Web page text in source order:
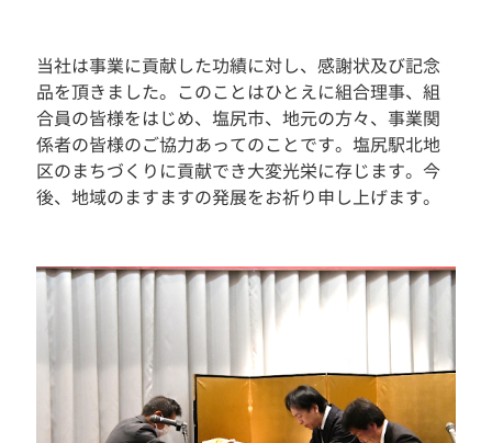
当社は事業に貢献した功績に対し、感謝状及び記念
品を頂きました。このことはひとえに組合理事、組
合員の皆様をはじめ、塩尻市、地元の方々、事業関
係者の皆様のご協力あってのことです。塩尻駅北地
区のまちづくりに貢献でき大変光栄に存じます。今
後、地域のますますの発展をお祈り申し上げます。